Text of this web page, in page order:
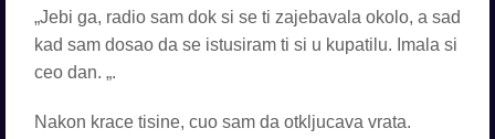
„Jebi ga, radio sam dok si se ti zajebavala okolo, a sad
kad sam dosao da se istusiram ti si u kupatilu. Imala si
ceo dan. „.
Nakon krace tisine, cuo sam da otkljucava vrata.